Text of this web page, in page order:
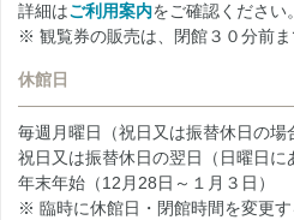
詳細はご利用案内をご確認ください。
※ 観覧券の販売は、閉館３０分前
休館日
毎週月曜日（祝日又は振替休日の場
祝日又は振替休日の翌日（日曜日に
年末年始（12月28日～１月３日）
※ 臨時に休館日・閉館時間を変更す